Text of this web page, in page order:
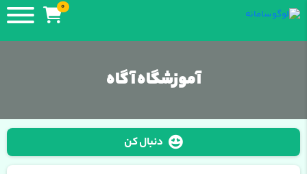
0
آموزشگاه آگاه
دنبال کن